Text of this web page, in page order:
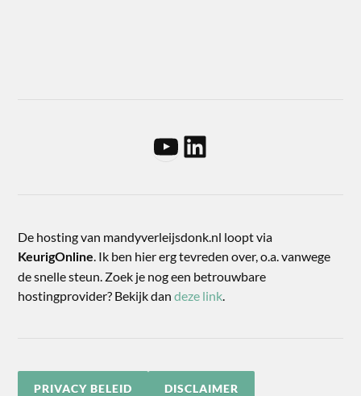
De hosting van mandyverleijsdonk.nl loopt via
KeurigOnline . Ik ben hier erg tevreden over, o.a. vanwege
de snelle steun. Zoek je nog een betrouwbare
hostingprovider? Bekijk dandeze link
PRIVACY BELEID DISCLAIMER